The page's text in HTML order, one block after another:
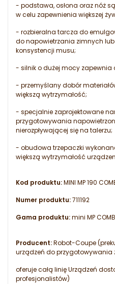
- podstawa, osłona oraz nóż
w celu zapewnienia większej
- rozbieralna tarcza do
do napowietrzania zimnych
konsystencji musu;
- silnik o dużej mocy zapewnia
- przemyślany dobór
większą wytrzymałość;
- specjalnie zaprojektowane
przygotowywania
nierozpływającej się na talerzu;
- obudowa trzepaczki
większą wytrzymałość
Kod produktu:MINI MP 190
Numer produktu:711192
Gama produktu:mini MP
Producent:Robot-Coupe
urządzeń do przygotowywania
oferuje całą linię Urządzeń
profesjonalistów)